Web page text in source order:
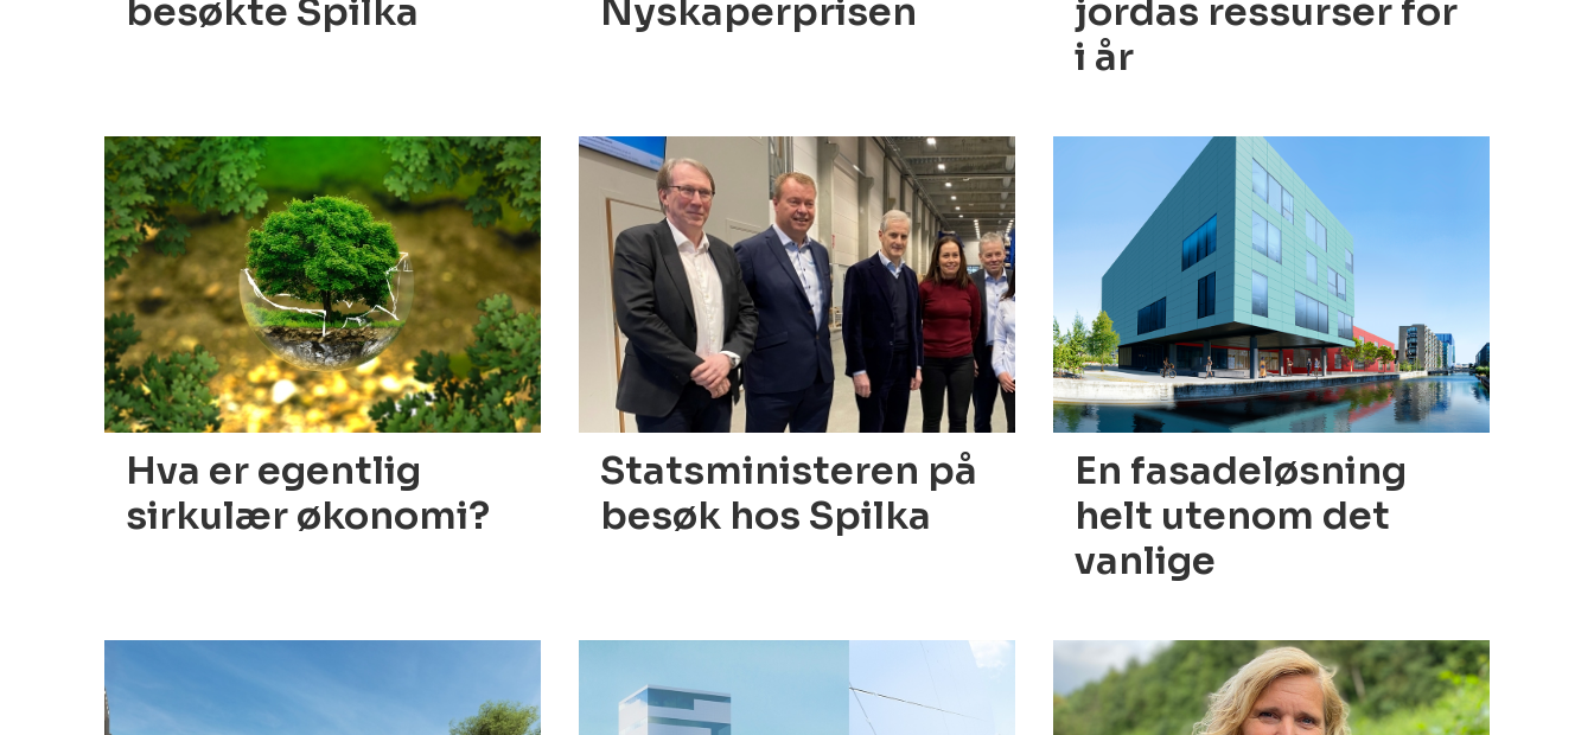
besøkte Spilka
Nyskaperprisen
jordas ressurser for
i år
Hva er egentlig
sirkulær økonomi?
Statsministeren på
besøk hos Spilka
En fasadeløsning
helt utenom det
vanlige